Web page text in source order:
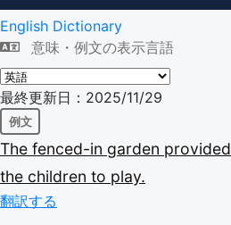
English Dictionary
意味・例文の表示言語
最終更新日：2025/11/29
例文
The fenced-in garden provided
the children to play.
翻訳する